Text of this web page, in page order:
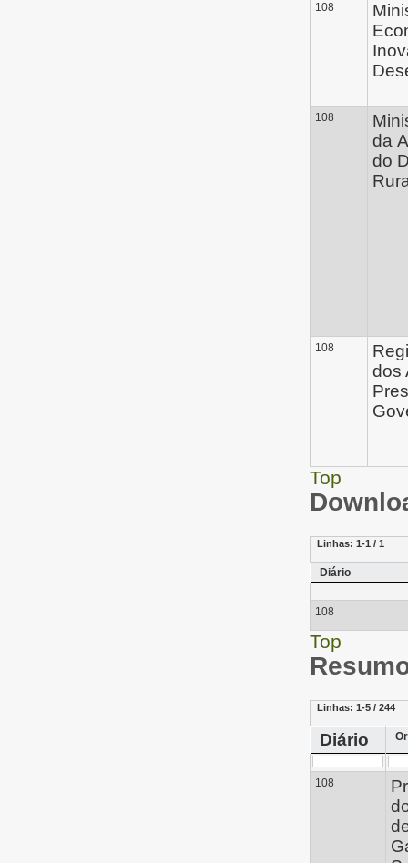
108
108
da
do
108
dos
Top
Linhas: 1-1 / 1
Diário
108
Top
Linhas: 1-5 / 244
Diário
108